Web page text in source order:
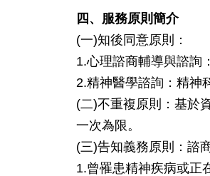
四、服務原則簡介
(一)知後同意原則：
1.心理諮商輔導與諮詢
2.精神醫學諮詢：精神
(二)不重複原則：基於
一次為限。
(三)告知義務原則：諮
1.曾罹患精神疾病或正